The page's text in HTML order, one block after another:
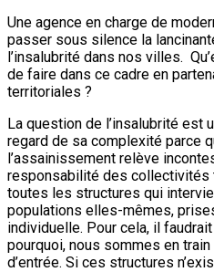
Une agence en charge de
passer sous silence la
l’insalubrité dans nos villes.
de faire dans ce cadre en
territoriales ?
La question de l’insalubrité est
regard de sa complexité parce
l’assainissement relève
responsabilité des collectivités
toutes les structures qui
populations elles-mêmes,
individuelle. Pour cela, il
pourquoi, nous sommes en
d’entrée. Si ces structures